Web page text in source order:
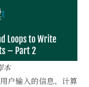
本
户输入的信息、计算